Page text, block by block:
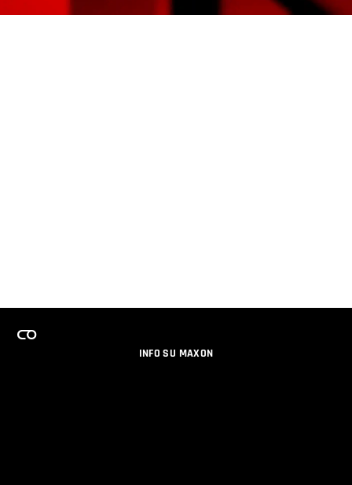
INFO SU MAXON